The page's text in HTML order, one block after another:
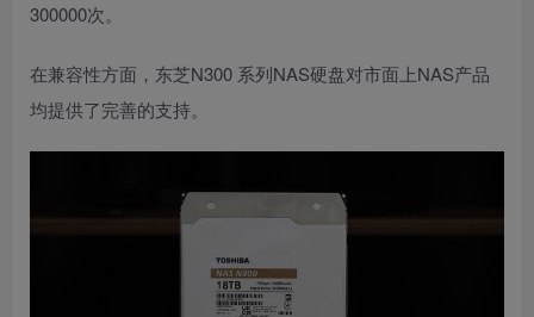
300000次。
在兼容性方面，东芝N300 系列NAS硬盘对市面上NAS产品
均提供了完善的支持。